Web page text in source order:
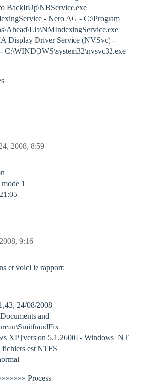
BackItUp\NBService.exe
- Nero AG - C:\Program
Display Driver Service (NVSvc) -
2008, 8:59
mode 1
9:16
et voici le rapport:
24/08/2008
and
XP [version 5.1.2600] - Windows_NT
fichiers est NTFS
Process